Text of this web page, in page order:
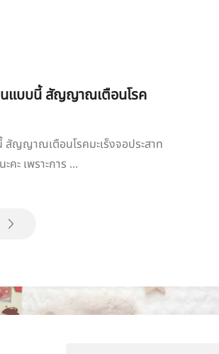
นแบบนี้ สัญญาณเตือนโรค
ญญาณเตือนโรคมะเร็งจอประสาท
ะ เพราะการ ...